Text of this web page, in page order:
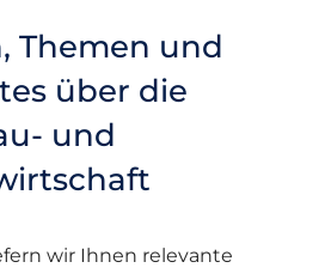
Themen und
über die
und
wir Ihnen relevante